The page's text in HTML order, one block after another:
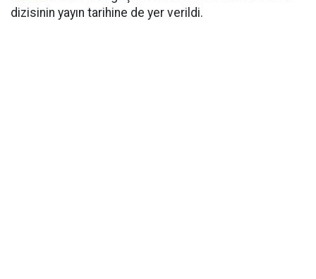
dizisinin yayın tarihine de yer verildi.